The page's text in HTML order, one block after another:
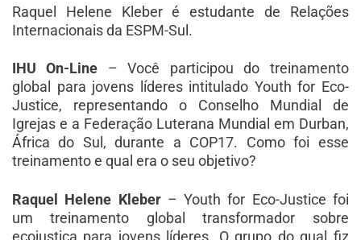
Raquel Helene Kleber é estudante de Relações
Internacionais da ESPM-Sul.
IHU On-Line – Você participou do treinamento
global para jovens líderes intitulado Youth for Eco-
Justice, representando o Conselho Mundial de
Igrejas e a Federação Luterana Mundial em Durban,
África do Sul, durante a COP17. Como foi esse
treinamento e qual era o seu objetivo?
Raquel Helene Kleber – Youth for Eco-Justice foi
um treinamento global transformador sobre
ecojustiça para jovens líderes. O grupo do qual fiz